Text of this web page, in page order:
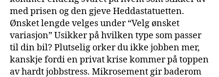
med prisen og den gjeve Heddastatuetten.
Ønsket lengde velges under “Velg ønsket
variasjon” Usikker på hvilken type som passer
til din bil? Plutselig orker du ikke jobben mer,
kanskje fordi en privat krise kommer på toppen
av hardt jobbstress. Mikrosement gir baderom